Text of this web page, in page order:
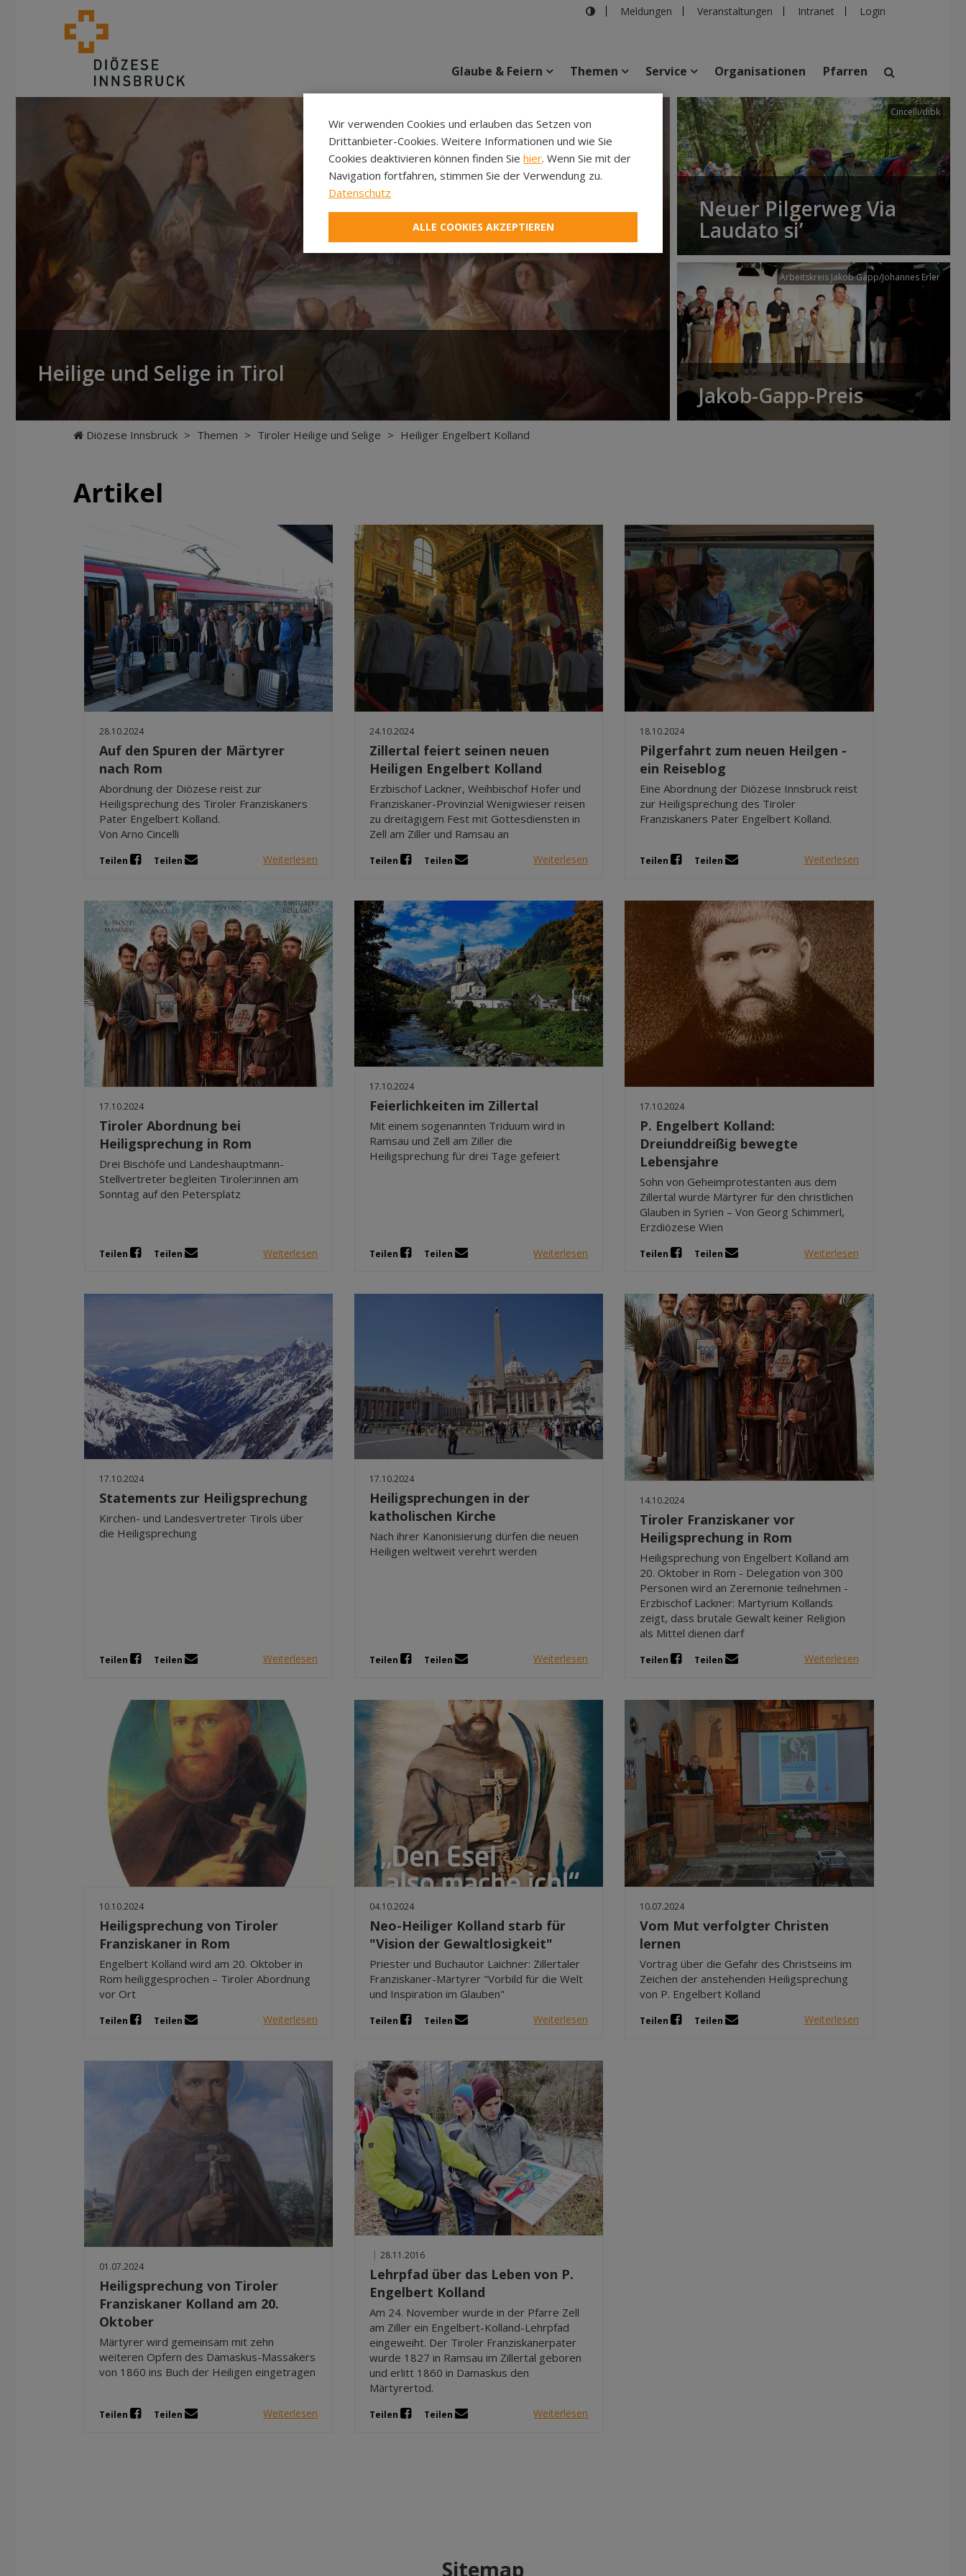
Meldungen Veranstaltungen Intranet Login
suchen
Veranstaltungen Personen Pfarren Einrichtungen
Glaube & Feiern Themen Service Organisationen Pfarren
Heilige und Selige in Tirol
Cincelli/dibk
Neuer Pilgerweg Via
Laudato si’
Arbeitskreis Jakob Gapp/Johannes Erler
Jakob-Gapp-Preis
Diözese Innsbruck > Themen > Tiroler Heilige und Selige > Heiliger Engelbert Kolland
Artikel
28.10.2024
Auf den Spuren der Märtyrer
nach Rom
Abordnung der Diözese reist zur
Heiligsprechung des Tiroler Franziskaners
Pater Engelbert Kolland.
Von Arno Cincelli
Teilen Teilen Weiterlesen
24.10.2024
Zillertal feiert seinen neuen
Heiligen Engelbert Kolland
Erzbischof Lackner, Weihbischof Hofer und
Franziskaner-Provinzial Wenigwieser reisen
zu dreitägigem Fest mit Gottesdiensten in
Zell am Ziller und Ramsau an
Teilen Teilen Weiterlesen
18.10.2024
Pilgerfahrt zum neuen Heilgen -
ein Reiseblog
Eine Abordnung der Diözese Innsbruck reist
zur Heiligsprechung des Tiroler
Franziskaners Pater Engelbert Kolland.
Teilen Teilen Weiterlesen
17.10.2024
Tiroler Abordnung bei
Heiligsprechung in Rom
Drei Bischöfe und Landeshauptmann-
Stellvertreter begleiten Tiroler:innen am
Sonntag auf den Petersplatz
Teilen Teilen Weiterlesen
17.10.2024
Feierlichkeiten im Zillertal
Mit einem sogenannten Triduum wird in
Ramsau und Zell am Ziller die
Heiligsprechung für drei Tage gefeiert
Teilen Teilen Weiterlesen
17.10.2024
P. Engelbert Kolland:
Dreiunddreißig bewegte
Lebensjahre
Sohn von Geheimprotestanten aus dem
Zillertal wurde Märtyrer für den christlichen
Glauben in Syrien – Von Georg Schimmerl,
Erzdiözese Wien
Teilen Teilen Weiterlesen
17.10.2024
Statements zur Heiligsprechung
Kirchen- und Landesvertreter Tirols über
die Heiligsprechung
Teilen Teilen Weiterlesen
17.10.2024
Heiligsprechungen in der
katholischen Kirche
Nach ihrer Kanonisierung dürfen die neuen
Heiligen weltweit verehrt werden
Teilen Teilen Weiterlesen
14.10.2024
Tiroler Franziskaner vor
Heiligsprechung in Rom
Heiligsprechung von Engelbert Kolland am
20. Oktober in Rom - Delegation von 300
Personen wird an Zeremonie teilnehmen -
Erzbischof Lackner: Martyrium Kollands
zeigt, dass brutale Gewalt keiner Religion
als Mittel dienen darf
Teilen Teilen Weiterlesen
10.10.2024
Heiligsprechung von Tiroler
Franziskaner in Rom
Engelbert Kolland wird am 20. Oktober in
Rom heiliggesprochen – Tiroler Abordnung
vor Ort
Teilen Teilen Weiterlesen
04.10.2024
Neo-Heiliger Kolland starb für
"Vision der Gewaltlosigkeit"
Priester und Buchautor Laichner: Zillertaler
Franziskaner-Märtyrer "Vorbild für die Welt
und Inspiration im Glauben"
Teilen Teilen Weiterlesen
10.07.2024
Vom Mut verfolgter Christen
lernen
Vortrag über die Gefahr des Christseins im
Zeichen der anstehenden Heiligsprechung
von P. Engelbert Kolland
Teilen Teilen Weiterlesen
01.07.2024
Heiligsprechung von Tiroler
Franziskaner Kolland am 20.
Oktober
Märtyrer wird gemeinsam mit zehn
weiteren Opfern des Damaskus-Massakers
von 1860 ins Buch der Heiligen eingetragen
Teilen Teilen Weiterlesen
| 28.11.2016
Lehrpfad über das Leben von P.
Engelbert Kolland
Am 24. November wurde in der Pfarre Zell
am Ziller ein Engelbert-Kolland-Lehrpfad
eingeweiht. Der Tiroler Franziskanerpater
wurde 1827 in Ramsau im Zillertal geboren
und erlitt 1860 in Damaskus den
Märtyrertod.
Teilen Teilen Weiterlesen
Sitemap
Wir verwenden Cookies und erlauben das Setzen von
Drittanbieter-Cookies. Weitere Informationen und wie Sie
Cookies deaktivieren können finden Sie hier. Wenn Sie mit der
Navigation fortfahren, stimmen Sie der Verwendung zu.
Datenschutz
ALLE COOKIES AKZEPTIEREN